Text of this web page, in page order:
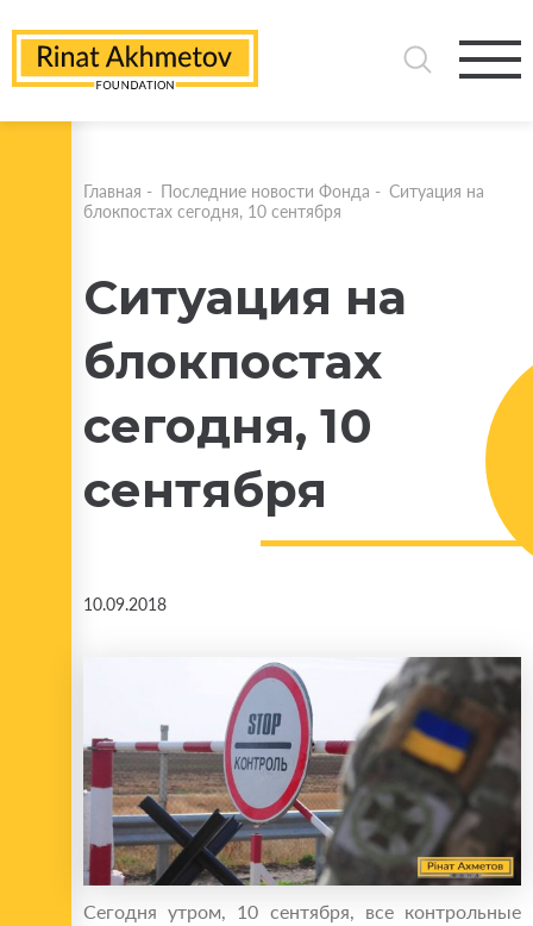
Главная - Последние новости Фонда - Ситуация на
блокпостах сегодня, 10 сентября
Ситуация на
блокпостах
сегодня, 10
сентября
10.09.2018
Сегодня утром, 10 сентября, все контрольные